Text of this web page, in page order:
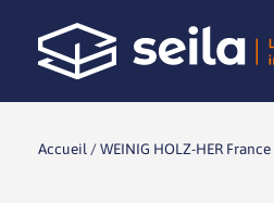
Accueil /WEINIG HOLZ-HER France